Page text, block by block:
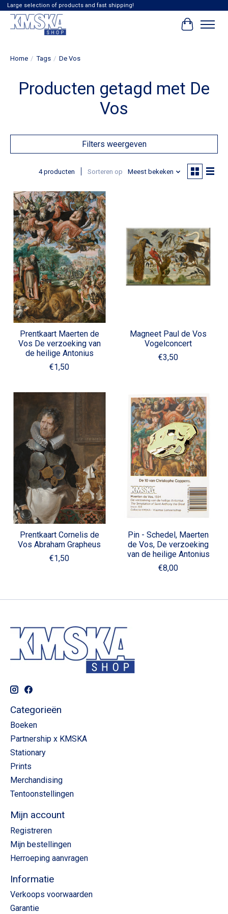
Large selection of products and fast shipping!
Home / Tags / De Vos
Producten getagd met De
Vos
Filters weergeven
4 producten Sorteren op Meest bekeken
Prentkaart Maerten de
Vos De verzoeking van
de heilige Antonius
€1,50
Magneet Paul de Vos
Vogelconcert
€3,50
Prentkaart Cornelis de
Vos Abraham Grapheus
€1,50
Pin - Schedel, Maerten
de Vos, De verzoeking
van de heilige Antonius
€8,00
Categorieën
Boeken
Partnership x KMSKA
Stationary
Prints
Merchandising
Tentoonstellingen
Mijn account
Registreren
Mijn bestellingen
Herroeping aanvragen
Informatie
Verkoops voorwaarden
Garantie